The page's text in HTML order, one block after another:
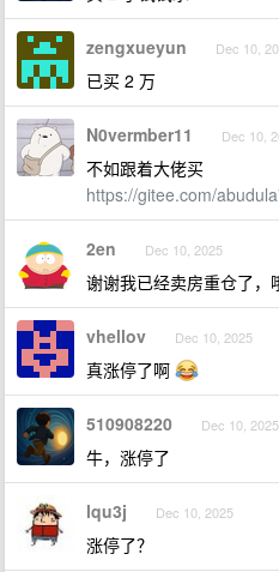
zengxueyun Dec 10,
已买 2 万
N0vermber11 Dec 10,
不如跟着大佬买
https://gitee.com/
2en Dec 10, 2025
谢谢我已经卖房重仓了
vhellov Dec 10, 2025
真涨停了啊
510908220 Dec 10, 2025
牛，涨停了
lqu3j Dec 10, 2025
涨停了？